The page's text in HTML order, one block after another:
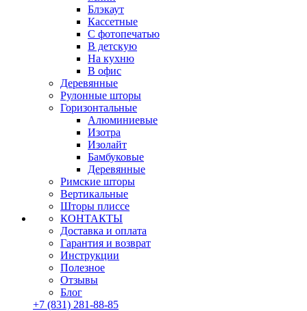
Блэкаут
Кассетные
С фотопечатью
В детскую
На кухню
В офис
Деревянные
Рулонные шторы
Горизонтальные
Алюминиевые
Изотра
Изолайт
Бамбуковые
Деревянные
Римские шторы
Вертикальные
Шторы плиссе
КОНТАКТЫ
Доставка и оплата
Гарантия и возврат
Инструкции
Полезное
Отзывы
Блог
+7 (831) 281-88-85